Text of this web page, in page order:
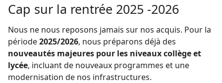
Cap sur la rentrée 2025 -2026
Nous ne nous reposons jamais sur nos acquis. Pour la
période2025/2026, nous préparons déjà des
nouveautés majeures pour les niveaux collège et
lycée, incluant de nouveaux programmes et une
modernisation de nos infrastructures.